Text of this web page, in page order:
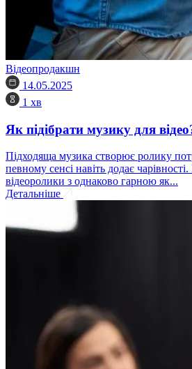
Відеопродакшн
14.05.2025
1 хв
Як підібрати музику для
Підходяща музика створює ролику
певному сенсі навіть додає
відеоролики з однаково гарною як...
Детальніше